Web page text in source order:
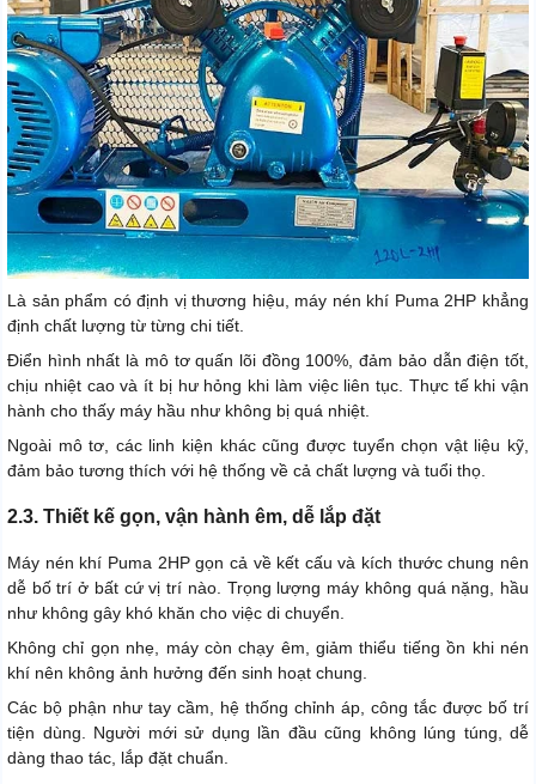
Là sản phẩm có định vị thương hiệu, máy nén khí Puma 2HP khẳng
định chất lượng từ từng chi tiết.
Điển hình nhất là mô tơ quấn lõi đồng 100%, đảm bảo dẫn điện tốt,
chịu nhiệt cao và ít bị hư hỏng khi làm việc liên tục. Thực tế khi vận
hành cho thấy máy hầu như không bị quá nhiệt.
Ngoài mô tơ, các linh kiện khác cũng được tuyển chọn vật liệu kỹ,
đảm bảo tương thích với hệ thống về cả chất lượng và tuổi thọ.
2.3. Thiết kế gọn, vận hành êm, dễ lắp đặt
Máy nén khí Puma 2HP gọn cả về kết cấu và kích thước chung nên
dễ bố trí ở bất cứ vị trí nào. Trọng lượng máy không quá nặng, hầu
như không gây khó khăn cho việc di chuyển.
Không chỉ gọn nhẹ, máy còn chạy êm, giảm thiểu tiếng ồn khi nén
khí nên không ảnh hưởng đến sinh hoạt chung.
Các bộ phận như tay cầm, hệ thống chỉnh áp, công tắc được bố trí
tiện dùng. Người mới sử dụng lần đầu cũng không lúng túng, dễ
dàng thao tác, lắp đặt chuẩn.